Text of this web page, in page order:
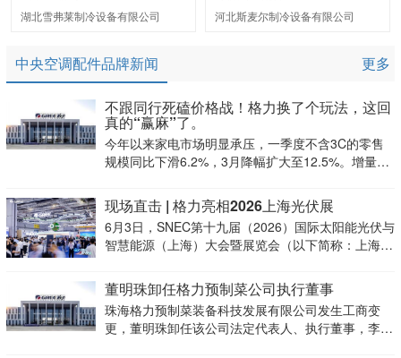
湖北雪弗莱制冷设备有限公司 河北斯麦尔制冷设备有限公司
中央空调配件品牌新闻 更多
不跟同行死磕价格战！格力换了个玩法，这回
真的“赢麻”了。
今年以来家电市场明显承压，一季度不含3C的零售
规模同比下滑6.2%，3月降幅扩大至12.5%。增量见
急需在不确定的环境中拉高韧性。
现场直击 | 格力亮相2026上海光伏展
6月3日，SNEC第十九届（2026）国际太阳能光伏与
智慧能源（上海）大会暨展览会（以下简称：上海光
空更蓝大地更绿”为主题，携零碳园区解决方案、格
力钛电池、关键核心零部件等多款重磅亮相，为全球
董明珠卸任格力预制菜公司执行董事
珠海格力预制菜装备科技发展有限公司发生工商变
更，董明珠卸任该公司法定代表人、执行董事，李德